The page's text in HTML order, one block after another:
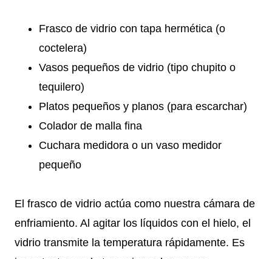
Frasco de vidrio con tapa hermética (o
coctelera)
Vasos pequeños de vidrio (tipo chupito o
tequilero)
Platos pequeños y planos (para escarchar)
Colador de malla fina
Cuchara medidora o un vaso medidor
pequeño
El frasco de vidrio actúa como nuestra cámara de
enfriamiento. Al agitar los líquidos con el hielo, el
vidrio transmite la temperatura rápidamente. Es